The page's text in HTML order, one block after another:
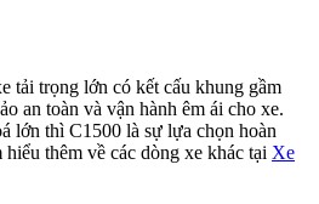
tải trọng lớn có kết cấu khung gầm
an toàn và vận hành êm ái cho xe.
lớn thì C1500 là sự lựa chọn hoàn
thêm về các dòng xe khác tại Xe